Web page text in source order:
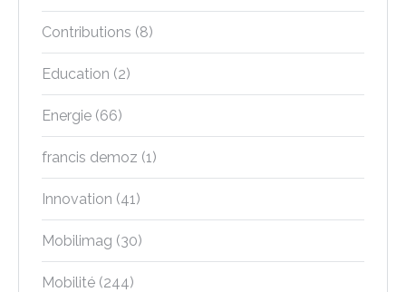
Contributions (8)
Education (2)
Energie (66)
francis demoz (1)
Innovation (41)
Mobilimag (30)
Mobilité (244)